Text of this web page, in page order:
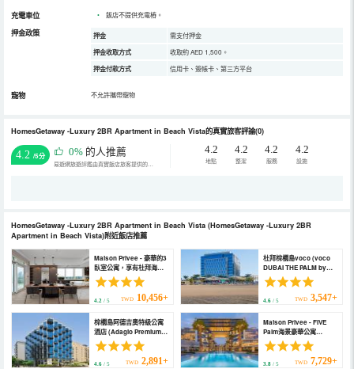
充電車位 • 飯店不提供充電樁。
押金政策 押金 需支付押金
押金收取方式 收取約 AED 1,500。
押金付款方式 信用卡、簽帳卡、第三方平台
寵物 不允許攜帶寵物
HomesGetaway -Luxury 2BR Apartment in Beach Vista的真實旅客評論(0)
4.2 /5分 0% 的人推薦
易遊網旅遊評鑑由真實飯店旅客提供的評鑑。
4.2
地點
4.2
整潔
4.2
服務
4.2
設施
HomesGetaway -Luxury 2BR Apartment in Beach Vista (HomesGetaway -Luxury 2BR
Apartment in Beach Vista)附近飯店推薦
Maison Privee - 豪華的3
臥室公寓，享有杜拜海濱
風景和海灘通道 (Maison
Privee - Deluxe 3Br Apt
w/ Dubai Marina View
4.2 / 5 TWD 10,456+
杜拜棕櫚島voco (voco
DUBAI THE PALM by
IHG)
4.6/ 5 TWD 3,547+
棕櫚島阿德吉奧特級公寓
酒店 (Adagio Premium
the Palm)
4.6 / 5 TWD 2,891+
Maison Privee - FIVE
Palm海景豪華公寓
(Maison Privee -
Glamourous Apt with
Sea Views at Five Palm)
3.8/ 5 TWD 7,729+